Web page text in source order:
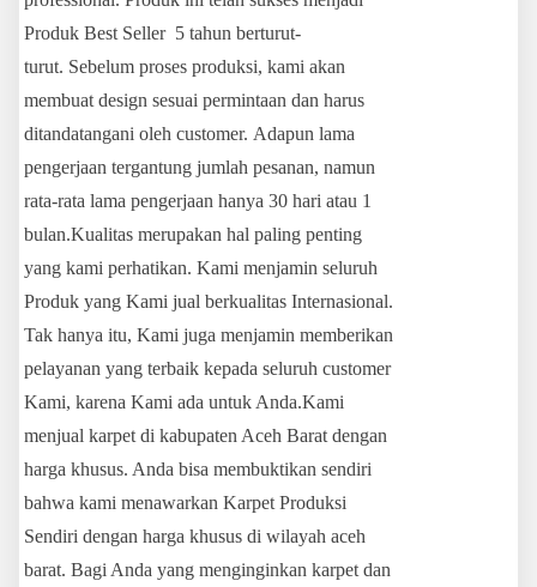
Produk Best Seller 5 tahun berturut-
turut. Sebelum proses produksi, kami akan
membuat design sesuai permintaan dan harus
ditandatangani oleh customer. Adapun lama
pengerjaan tergantung jumlah pesanan, namun
rata-rata lama pengerjaan hanya 30 hari atau 1
bulan.Kualitas merupakan hal paling penting
yang kami perhatikan. Kami menjamin seluruh
Produk yang Kami jual berkualitas Internasional.
Tak hanya itu, Kami juga menjamin memberikan
pelayanan yang terbaik kepada seluruh customer
Kami, karena Kami ada untuk Anda.Kami
menjual karpet di kabupaten Aceh Barat dengan
harga khusus. Anda bisa membuktikan sendiri
bahwa kami menawarkan Karpet Produksi
Sendiri dengan harga khusus di wilayah aceh
barat. Bagi Anda yang menginginkan karpet dan